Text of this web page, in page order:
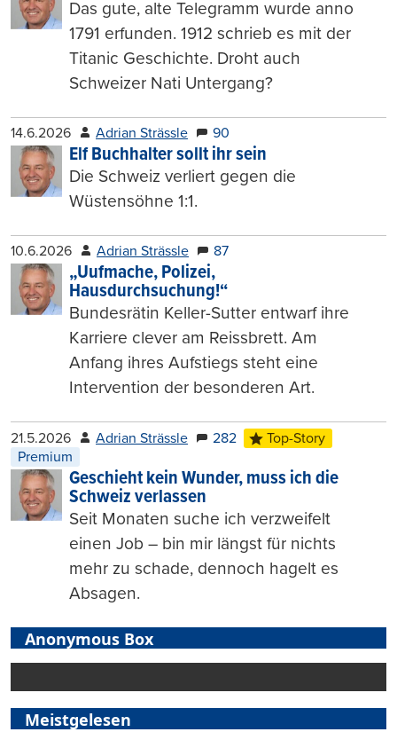
Das gute, alte Telegramm wurde anno
1791 erfunden. 1912 schrieb es mit der
Titanic Geschichte. Droht auch
Schweizer Nati Untergang?
14.6.2026 Adrian Strässle 90
Elf Buchhalter sollt ihr sein
Die Schweiz verliert gegen die
Wüstensöhne 1:1.
10.6.2026 Adrian Strässle 87
„Uufmache, Polizei,
Hausdurchsuchung!“
Bundesrätin Keller-Sutter entwarf ihre
Karriere clever am Reissbrett. Am
Anfang ihres Aufstiegs steht eine
Intervention der besonderen Art.
21.5.2026 Adrian Strässle 282
Top-Story
Premium
Geschieht kein Wunder, muss ich die
Schweiz verlassen
Seit Monaten suche ich verzweifelt
einen Job – bin mir längst für nichts
mehr zu schade, dennoch hagelt es
Absagen.
Anonymous Box
Meistgelesen